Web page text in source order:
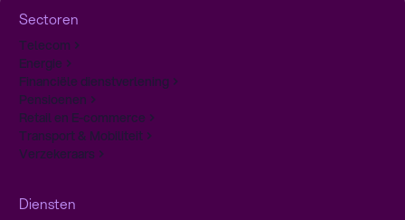
Sectoren
Telecom
Energie
Financiële dienstverlening
Pensioenen
Retail en E-commerce
Transport & Mobiliteit
Verzekeraars
Diensten